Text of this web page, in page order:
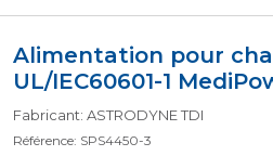
Alimentation pour
UL/IEC60601-1
Fabricant: ASTRODYNE TDI
Référence: SPS4450-3